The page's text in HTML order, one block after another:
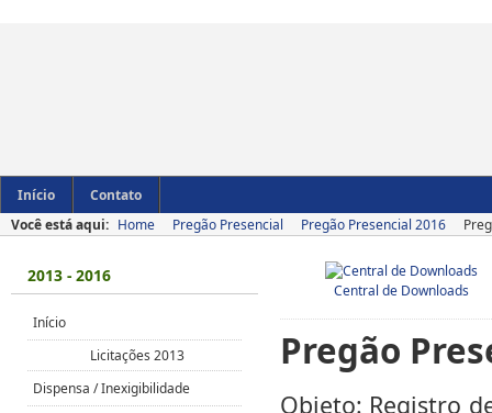
Início
Contato
Você está aqui: Home Pregão Presencial Pregão Presencial 2016
Central de Downloads
Pregão
Objeto: Registro
2013 - 2016
Início
Licitações 2013
Dispensa / Inexigibilidade